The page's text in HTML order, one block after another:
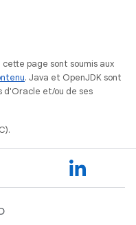
page sont soumis aux
. Java et OpenJDK sont
d'Oracle et/ou de ses